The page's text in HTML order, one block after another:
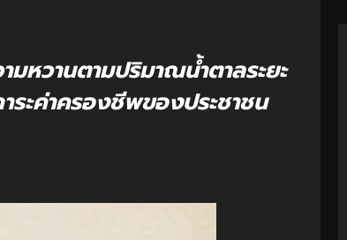
มหวานตามปริมาณน้ำตาลระยะ
ะค่าครองชีพของประชาชน